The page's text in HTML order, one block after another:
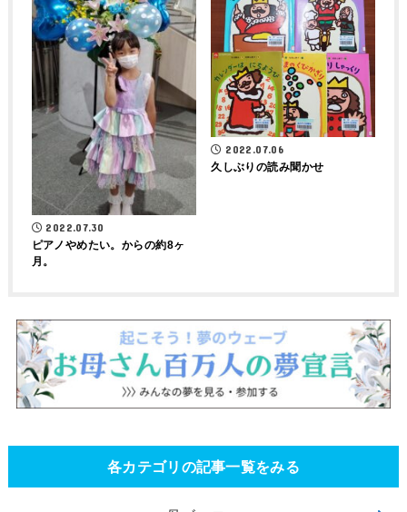
2022.07.30
ピアノやめたい。からの約8ヶ
月。
2022.07.06
久しぶりの読み聞かせ
各カテゴリの記事一覧をみる